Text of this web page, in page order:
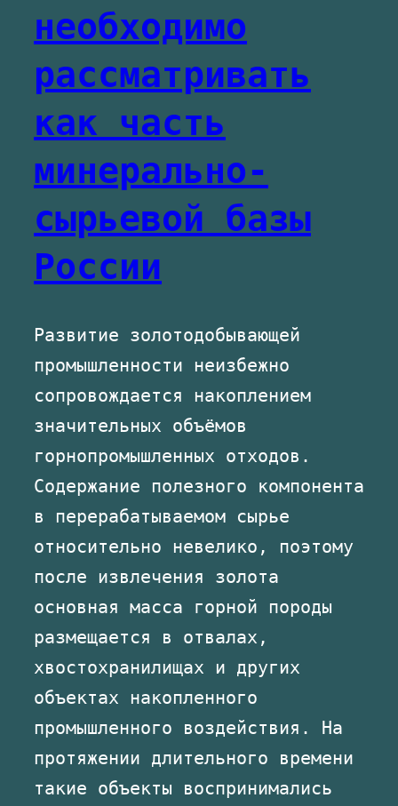
необходимо
рассматривать
как часть
минерально-
сырьевой базы
России
Развитие золотодобывающей
промышленности неизбежно
сопровождается накоплением
значительных объёмов
горнопромышленных отходов.
Содержание полезного компонента
в перерабатываемом сырье
относительно невелико, поэтому
после извлечения золота
основная масса горной породы
размещается в отвалах,
хвостохранилищах и других
объектах накопленного
промышленного воздействия. На
протяжении длительного времени
такие объекты воспринимались